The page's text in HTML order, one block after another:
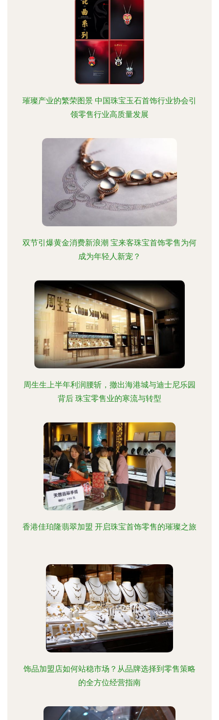
璀璨产业的繁荣图景 中国珠宝玉石首饰行业协会引
领零售行业高质量发展
双节引爆黄金消费新浪潮 宝来客珠宝首饰零售为何
成为年轻人新宠？
周生生上半年利润腰斩，撤出海港城与迪士尼乐园
背后 珠宝零售业的寒流与转型
香港佳珀隆翡翠加盟 开启珠宝首饰零售的璀璨之旅
饰品加盟店如何站稳市场？从品牌选择到零售策略
的全方位经营指南